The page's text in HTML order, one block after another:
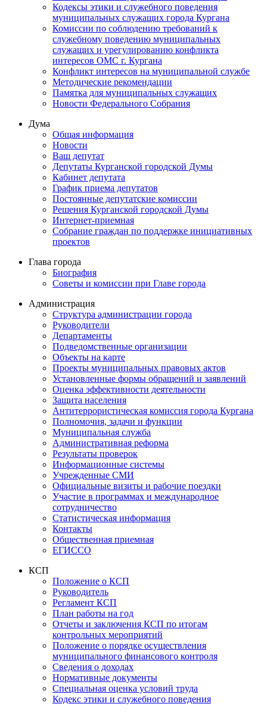
Кодексы этики и служебного поведения
муниципальных служащих города Кургана
Комиссии по соблюдению требований к
служебному поведению муниципальных
служащих и урегулированию конфликта
интересов ОМС г. Кургана
Конфликт интересов на муниципальной службе
Методические рекомендации
Памятка для муниципальных служащих
Новости Федерального Cобрания
Дума
Общая информация
Новости
Ваш депутат
Депутаты Курганской городской Думы
Кабинет депутата
График приема депутатов
Постоянные депутатские комиссии
Решения Курганской городской Думы
Интернет-приемная
Собрание граждан по поддержке инициативных
проектов
Глава города
Биография
Советы и комиссии при Главе города
Администрация
Структура администрации города
Руководители
Департаменты
Подведомственные организации
Объекты на карте
Проекты муниципальных правовых актов
Установленные формы обращений и заявлений
Оценка эффективности деятельности
Защита населения
Антитеррористическая комиссия города Кургана
Полномочия, задачи и функции
Муниципальная служба
Административная реформа
Результаты проверок
Информационные системы
Учрежденные СМИ
Официальные визиты и рабочие поездки
Участие в программах и международное
сотрудничество
Статистическая информация
Контакты
Общественная приемная
ЕГИССО
КСП
Положение о КСП
Руководитель
Регламент КСП
План работы на год
Отчеты и заключения КСП по итогам
контрольных мероприятий
Положение о порядке осуществления
муниципального финансового контроля
Сведения о доходах
Нормативные документы
Специальная оценка условий труда
Кодекс этики и служебного поведения